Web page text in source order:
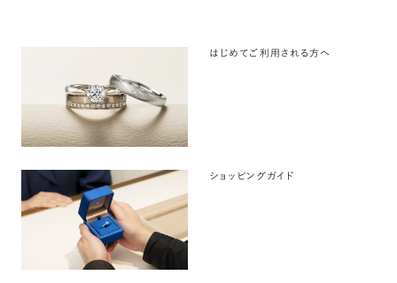
はじめてご利用される方へ
ショッピングガイド